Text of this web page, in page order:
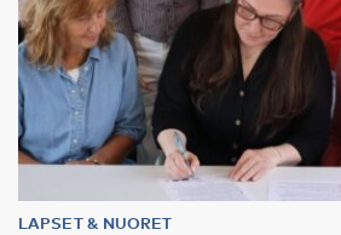
LAPSET & NUORET